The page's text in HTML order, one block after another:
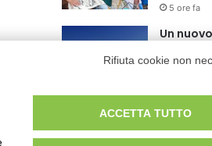
5 ore fa
Un
pianeta
Al San
senza
Rifiuta cookie non
ACCETTA TUTTO